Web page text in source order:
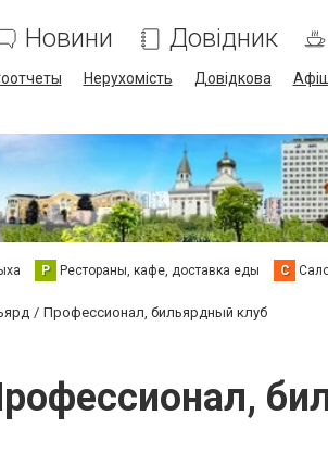
Новини Довідник
Нерухомість Довідкова
Р Рестораны, кафе, доставка еды С
Профессионал, бильярдный клуб